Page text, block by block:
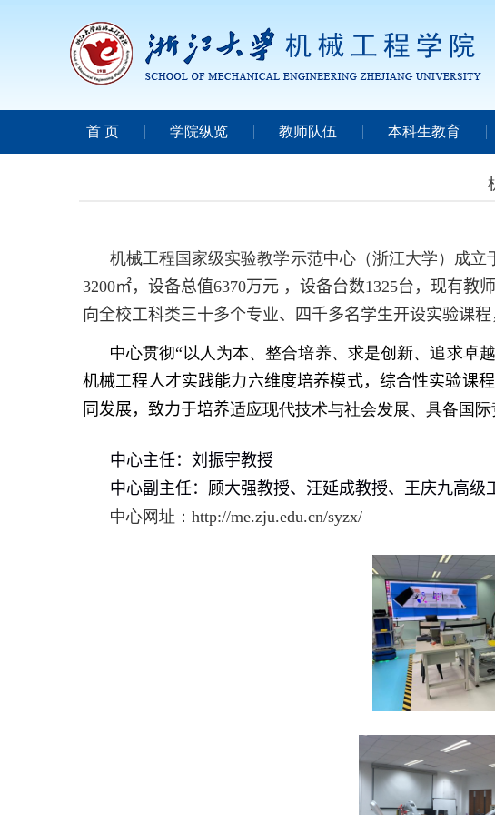
首 页 学院纵览 教师队伍 本科生教育
机械工程国家级实验教学示范中心（浙江大学）成立
3200㎡，设备总值6370万元 ，设备台数1325台，现有教师
向全校工科类三十多个专业、四千多名学生开设实验课程
中心贯彻“以人为本、整合培养、求是创新、追求卓
机械工程人才实践能力六维度培养模式，综合性实验课
同发展，致力于培养适应现代技术与社会发展、具备国
中心主任： 刘振宇教授
中心副主任：顾大强教授、汪延成教授、 王庆九高级
中心网址：http://me.zju.edu.cn/syzx/